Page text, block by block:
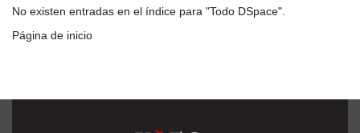
No existen entradas en el índice para "Todo DSpace".
Página de inicio